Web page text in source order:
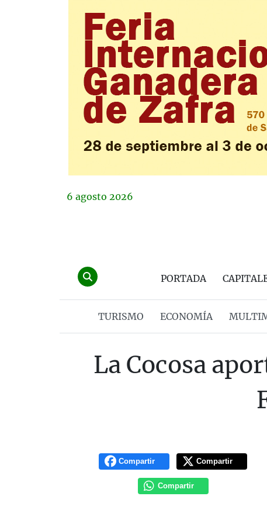
6 agosto 2026
PORTADA
TURISMO ECONOMÍA
La Cocosa
Compartir Compartir
Compartir